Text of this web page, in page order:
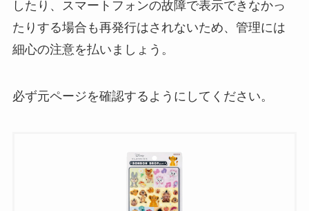
したり、スマートフォンの故障で表示できなかっ
たりする場合も再発行はされないため、管理には
細心の注意を払いましょう。
必ず元ページを確認するようにしてください。